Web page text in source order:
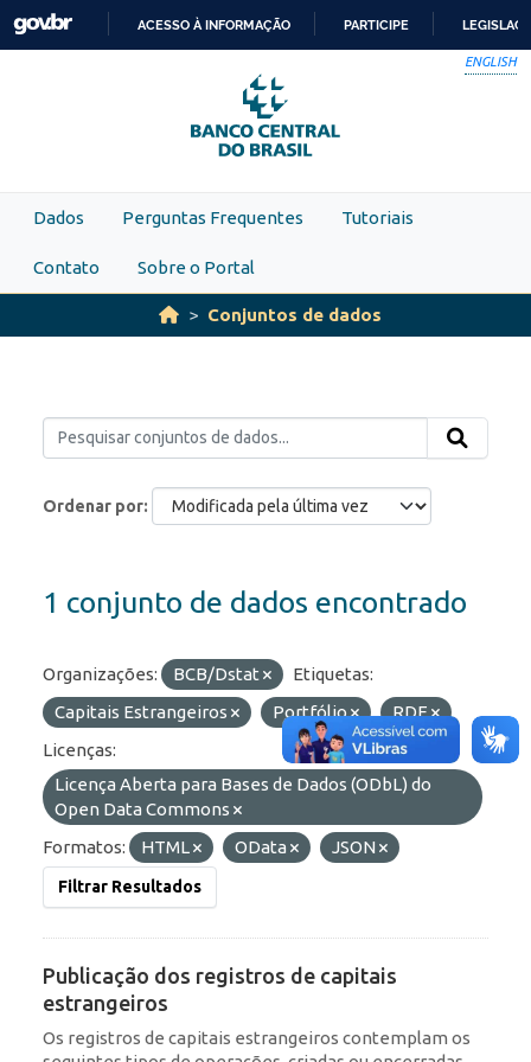
Skip to main content
PARA
O
CONTEÚDO
ACESSO À INFORMAÇÃO PARTICIPE
ENGLISH
Dados Perguntas Frequentes Tutoriais
Contato Sobre o Portal
Conjuntos de dados
Ordenar por
1 conjunto de dados encontrado
Organizações: BCB/Dstat
Etiquetas:
Capitais Estrangeiros
Portfólio
RDE
Licenças:
Licença Aberta para Bases de Dados (ODbL) do
Open Data Commons
Formatos:
HTML OData JSON
Filtrar Resultados
Publicação dos registros de capitais
estrangeiros
Os registros de capitais estrangeiros contemplam os